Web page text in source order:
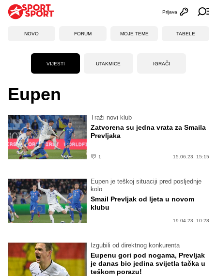
Otvori
Prijava
NOVO FORUM MOJE TEME TABELE
VIJESTI UTAKMICE IGRAČI
Eupen
Traži novi klub
Zatvorena su jedna vrata za Smaila
Prevljaka
1 15.06.23. 15:15
Eupen je teškoj situaciji pred posljednje
kolo
Smail Prevljak od ljeta u novom
klubu
19.04.23. 10:28
Izgubili od direktnog konkurenta
Eupenu gori pod nogama, Prevljak
je danas bio jedina svijetla tačka u
teškom porazu!